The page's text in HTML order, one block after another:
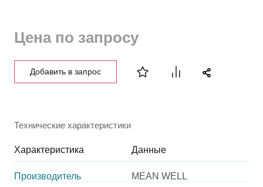
Цена по запросу
Добавить в запрос
Технические характеристики
Характеристика Данные
Производитель
MEAN WELL